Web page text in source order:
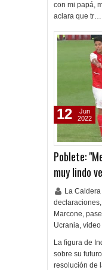
con mi papá,
aclara que tr…
Poblete:
muy lindo
La
declaraciones,
Marcone,
Ucrania, video
La figura de
sobre su
resolución de
12
Jun
2022